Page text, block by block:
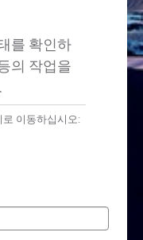
를 확인하
의 작업을
이동하십시오: